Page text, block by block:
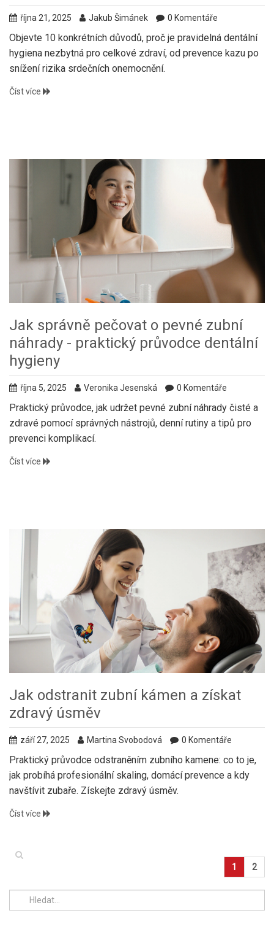
října 21, 2025 Jakub Šimánek 0 Komentáře
Objevte 10 konkrétních důvodů, proč je pravidelná dentální
hygiena nezbytná pro celkové zdraví, od prevence kazu po
snížení rizika srdečních onemocnění.
Číst více
Jak správně pečovat o pevné zubní
náhrady - praktický průvodce dentální
hygieny
října 5, 2025 Veronika Jesenská 0 Komentáře
Praktický průvodce, jak udržet pevné zubní náhrady čisté a
zdravé pomocí správných nástrojů, denní rutiny a tipů pro
prevenci komplikací.
Číst více
Jak odstranit zubní kámen a získat
zdravý úsměv
září 27, 2025 Martina Svobodová 0 Komentáře
Praktický průvodce odstraněním zubního kamene: co to je,
jak probíhá profesionální skaling, domácí prevence a kdy
navštívit zubaře. Získejte zdravý úsměv.
Číst více
1 2